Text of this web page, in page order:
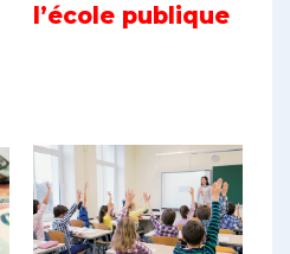
l’école publique